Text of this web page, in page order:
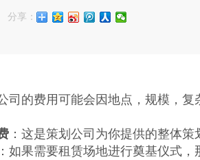
享：
司的费用可能会因地点，规模，
：这是策划公司为你提供的整体
：如果需要租赁场地进行奠基仪式